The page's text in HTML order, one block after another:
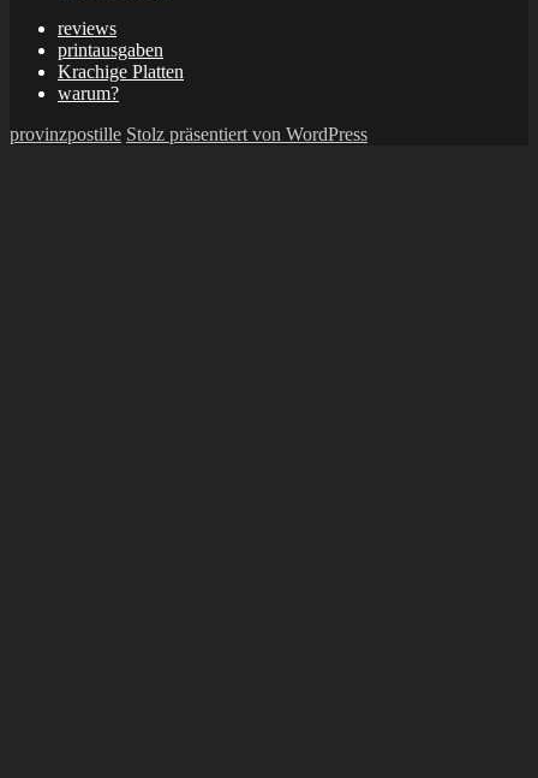
reviews
printausgaben
Krachige Platten
warum?
provinzpostille Stolz präsentiert von WordPress